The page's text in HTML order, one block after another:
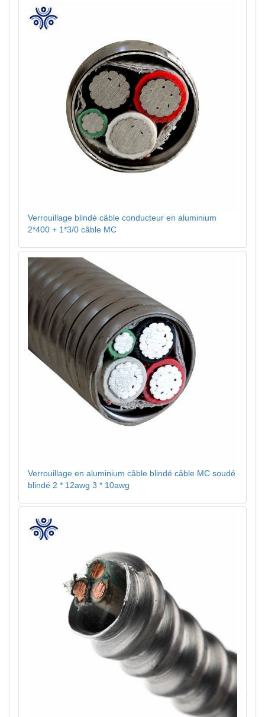
Verrouillage blindé câble conducteur en aluminium
2*400 + 1*3/0 câble MC
Verrouillage en aluminium câble blindé câble MC soudé
blindé 2 * 12awg 3 * 10awg